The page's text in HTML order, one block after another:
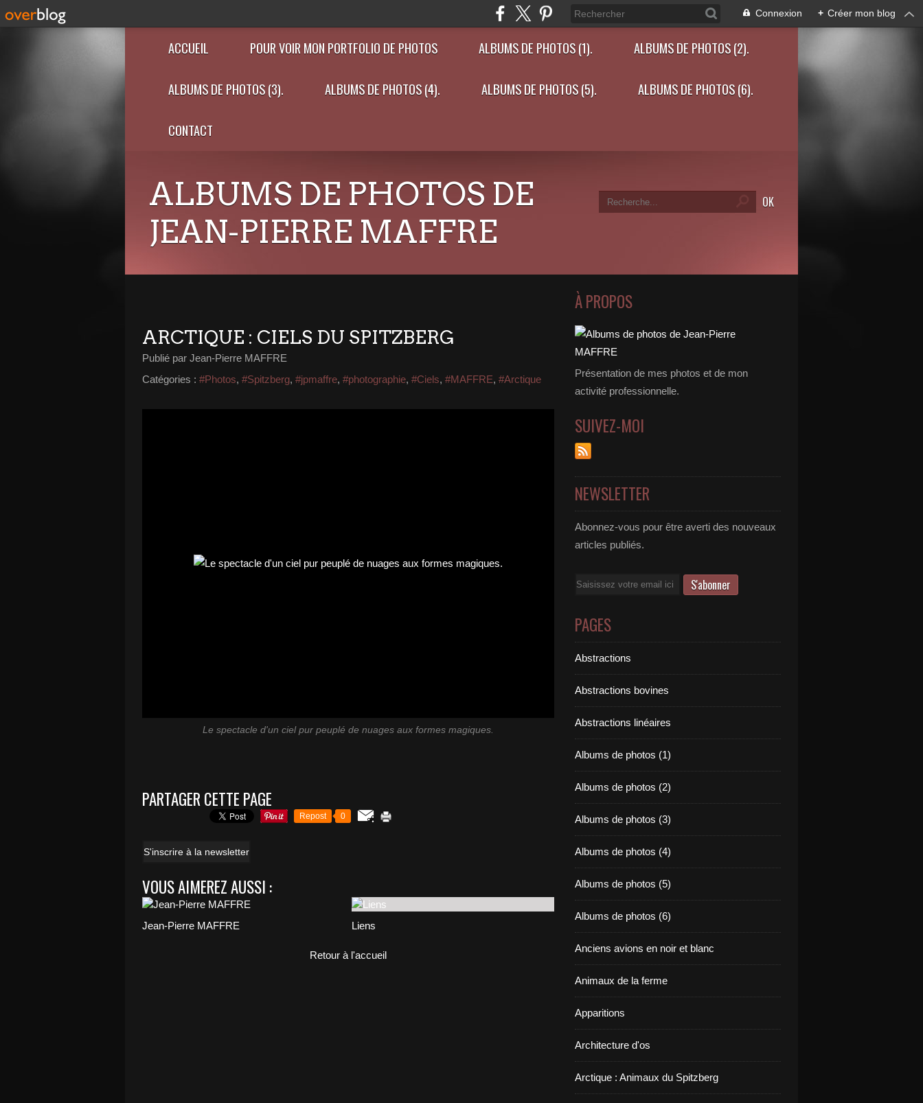
Connexion + Créer mon blog
ACCUEIL POUR VOIR MON PORTFOLIO DE PHOTOS ALBUMS DE PHOTOS (1). ALBUMS DE PHOTOS (2).
ALBUMS DE PHOTOS (3). ALBUMS DE PHOTOS (4). ALBUMS DE PHOTOS (5). ALBUMS DE PHOTOS (6).
CONTACT
ALBUMS DE PHOTOS DE
JEAN-PIERRE MAFFRE
ARCTIQUE : CIELS DU SPITZBERG
Publié par Jean-Pierre MAFFRE
Catégories : #Photos, #Spitzberg, #jpmaffre, #photographie, #Ciels, #MAFFRE, #Arctique
Le spectacle d'un ciel pur peuplé de nuages aux formes magiques.
PARTAGER CETTE PAGE
Repost 0
S'inscrire à la newsletter
VOUS AIMEREZ AUSSI :
Jean-Pierre MAFFRE Liens
Retour à l'accueil
À PROPOS
Présentation de mes photos et de mon
activité professionnelle.
SUIVEZ-MOI
NEWSLETTER
Abonnez-vous pour être averti des nouveaux
articles publiés.
Email
PAGES
Abstractions
Abstractions bovines
Abstractions linéaires
Albums de photos (1)
Albums de photos (2)
Albums de photos (3)
Albums de photos (4)
Albums de photos (5)
Albums de photos (6)
Anciens avions en noir et blanc
Animaux de la ferme
Apparitions
Architecture d'os
Arctique : Animaux du Spitzberg